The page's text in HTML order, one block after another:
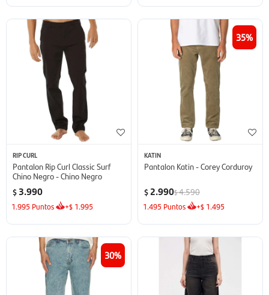
RIP CURL
Pantalon Rip Curl Classic Surf
Chino Negro - Chino Negro
$ 3.990
1.995 Puntos +$ 1.995
35
KATIN
Pantalon Katin - Corey Corduroy
$ 2.990$4.590
1.495 Puntos +$ 1.495
30